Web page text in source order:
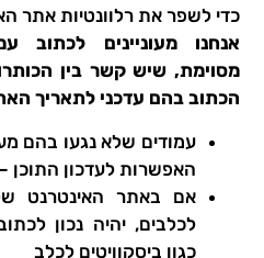
כדי לשפר את רלוונטיות אתר
אנחנו מעוניינים לכתוב
מסוימת, שיש קשר בין
הכתוב בהם עדכני לתאריך
עמודים שלא נגעו בהם
האפשרות לעדכון התוכן
אם באתר האינטרנט
לכלבים, יהיה נכון
כגון ביסקוויטים לכלב